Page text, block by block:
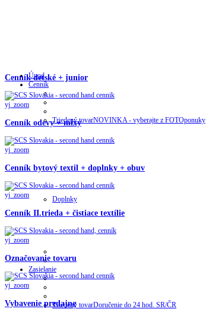
Úvod
Cenník
Triedený tovarNOVINKA - vyberajte z FOTOponuky
Doplnky
Zasielanie
Triedený tovarDoručenie do 24 hod. SR/ČR
Cenník detské + junior
yj_zoom
Cenník odevy + mixy
yj_zoom
Cenník bytový textil + doplnky + obuv
yj_zoom
Cenník II.trieda + čistiace textílie
yj_zoom
Označovanie tovaru
yj_zoom
Vybavenie predajne